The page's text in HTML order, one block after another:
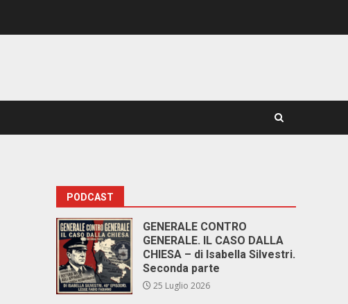
PODCAST
GENERALE CONTRO
GENERALE. IL CASO DALLA
CHIESA – di Isabella Silvestri.
Seconda parte
25 Luglio 2026